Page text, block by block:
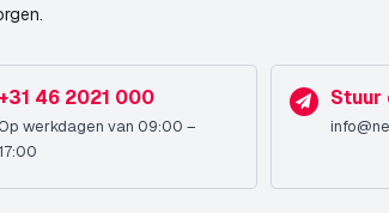
14-
LIFE sinds
+31 46 2021 000
Op werkdagen van 09:00 –
17:00
Stuur